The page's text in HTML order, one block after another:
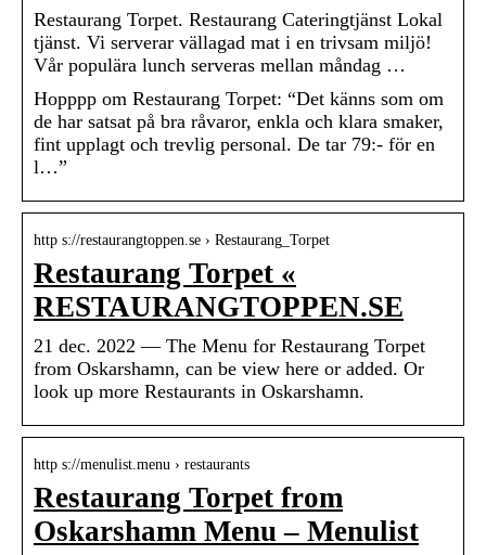
Restaurang Torpet. Restaurang Cateringtjänst Lokal
tjänst. Vi serverar vällagad mat i en trivsam miljö!
Vår populära lunch serveras mellan måndag …
Hopppp om Restaurang Torpet: “Det känns som om
de har satsat på bra råvaror, enkla och klara smaker,
fint upplagt och trevlig personal. De tar 79:- för en
l…”
http s://restaurangtoppen.se › Restaurang_Torpet
Restaurang Torpet «
RESTAURANGTOPPEN.SE
21 dec. 2022 — The Menu for Restaurang Torpet
from Oskarshamn, can be view here or added. Or
look up more Restaurants in Oskarshamn.
http s://menulist.menu › restaurants
Restaurang Torpet from
Oskarshamn Menu – Menulist